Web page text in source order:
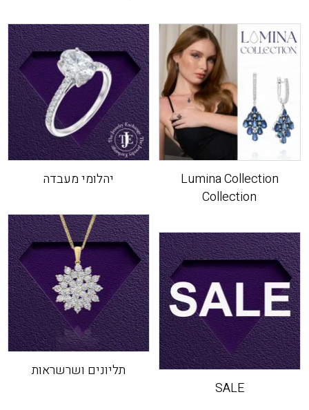
Lumina Collection
Collection
SALE
יהלומי מעבדה
תליונים ושרשראות